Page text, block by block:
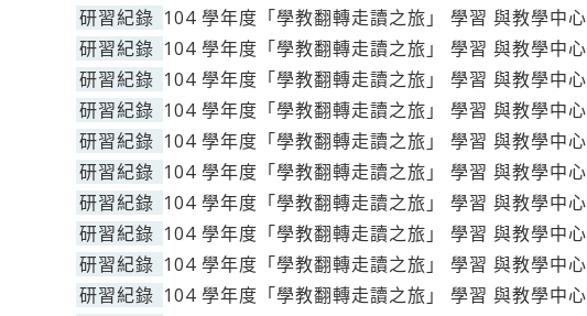
研習紀錄 104 學年度「學教翻轉走讀之旅」 學習 與教學中心
研習紀錄 104 學年度「學教翻轉走讀之旅」 學習 與教學中心
研習紀錄 104 學年度「學教翻轉走讀之旅」 學習 與教學中心
研習紀錄 104 學年度「學教翻轉走讀之旅」 學習 與教學中心
研習紀錄 104 學年度「學教翻轉走讀之旅」 學習 與教學中心
研習紀錄 104 學年度「學教翻轉走讀之旅」 學習 與教學中心
研習紀錄 104 學年度「學教翻轉走讀之旅」 學習 與教學中心
研習紀錄 104 學年度「學教翻轉走讀之旅」 學習 與教學中心
研習紀錄 104 學年度「學教翻轉走讀之旅」 學習 與教學中心
研習紀錄 104 學年度「學教翻轉走讀之旅」 學習 與教學中心